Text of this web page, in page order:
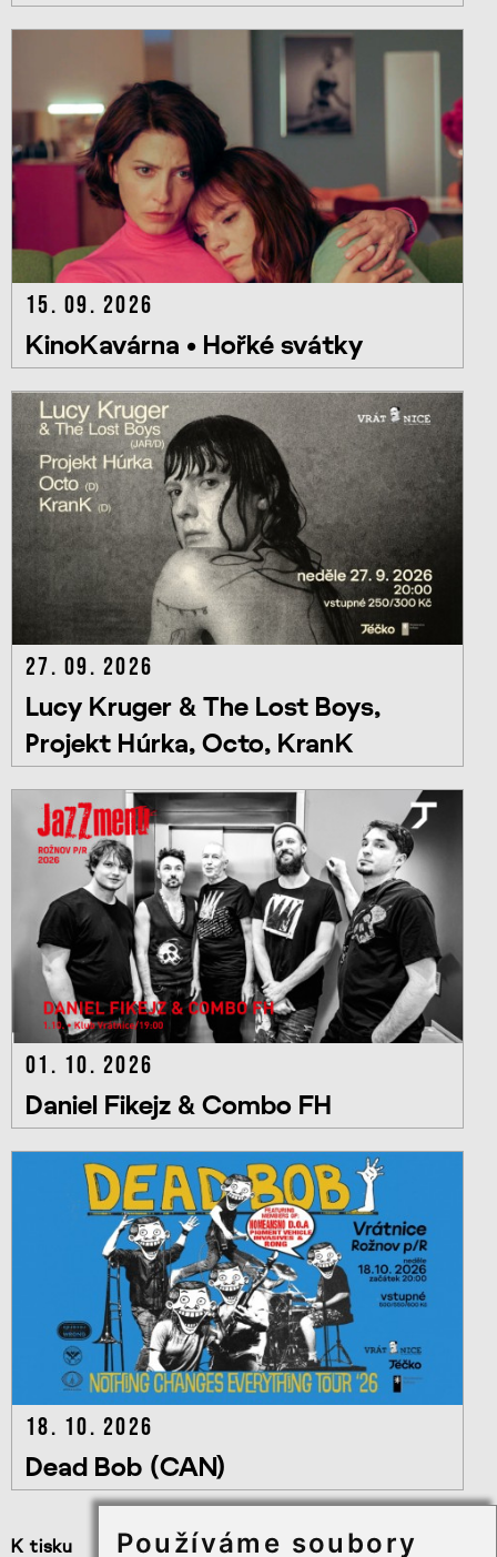
Používáme soubory
15. 09. 2026
KinoKavárna • Hořké svátky
27. 09. 2026
Lucy Kruger & The Lost Boys,
Projekt Húrka, Octo, KranK
01. 10. 2026
Daniel Fikejz & Combo FH
18. 10. 2026
Dead Bob (CAN)
K tisku Užitečné odkazy